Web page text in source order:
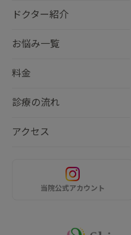
ドクター紹介
お悩み一覧
料金
診療の流れ
アクセス
当院公式アカウント